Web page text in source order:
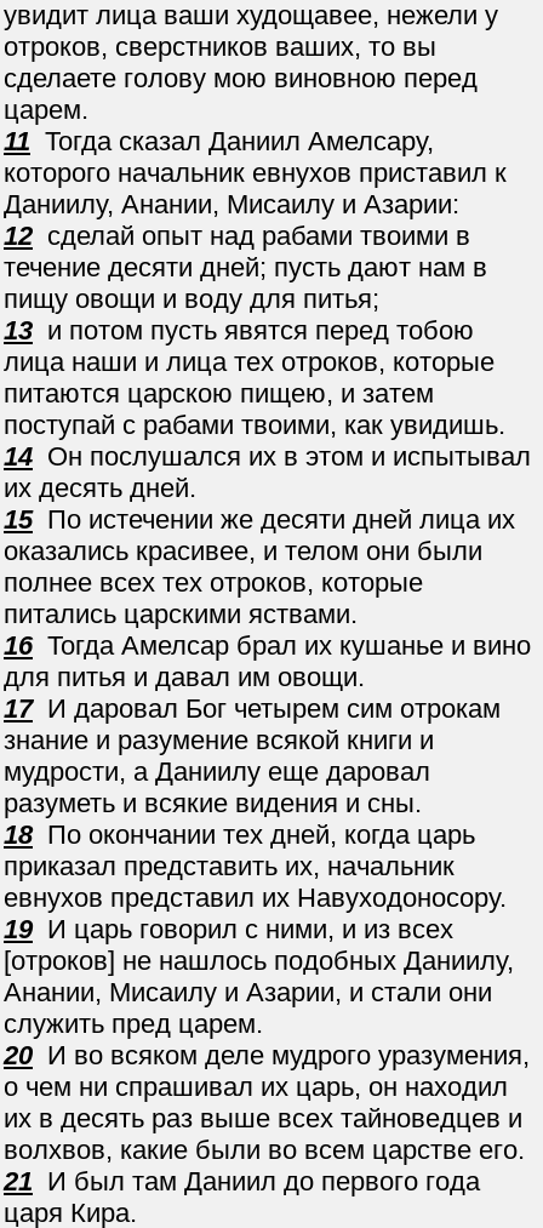
увидит лица ваши худощавее, нежели у
отроков, сверстников ваших, то вы
сделаете голову мою виновною перед
царем.
11 Тогда сказал Даниил Амелсару,
которого начальник евнухов приставил к
Даниилу, Анании, Мисаилу и Азарии:
12 сделай опыт над рабами твоими в
течение десяти дней; пусть дают нам в
пищу овощи и воду для питья;
13 и потом пусть явятся перед тобою
лица наши и лица тех отроков, которые
питаются царскою пищею, и затем
поступай с рабами твоими, как увидишь.
14 Он послушался их в этом и испытывал
их десять дней.
15По истечении же десяти дней лица их
оказались красивее, и телом они были
полнее всех тех отроков, которые
питались царскими яствами.
16Тогда Амелсар брал их кушанье и вино
для питья и давал им овощи.
17И даровал Бог четырем сим отрокам
знание и разумение всякой книги и
мудрости, а Даниилу еще даровал
разуметь и всякие видения и сны.
18По окончании тех дней, когда царь
приказал представить их, начальник
евнухов представил их Навуходоносору.
19И царь говорил с ними, и из всех
[отроков] не нашлось подобных Даниилу,
Анании, Мисаилу и Азарии, и стали они
служить пред царем.
20 И во всяком деле мудрого уразумения,
о чем ни спрашивал их царь, он находил
их в десять раз выше всех тайноведцев и
волхвов, какие были во всем царстве его.
21 И был там Даниил до первого года
царя Кира.